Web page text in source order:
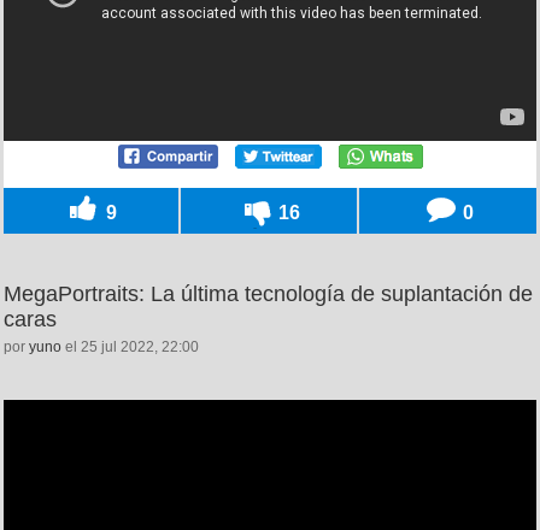
9 16 0
MegaPortraits: La última tecnología de suplantación de
caras
por yuno el 25 jul 2022, 22:00